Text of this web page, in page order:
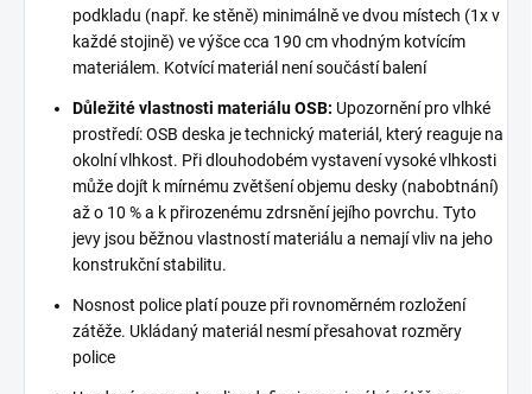
podkladu (např. ke stěně) minimálně ve dvou místech (1x v
každé stojině) ve výšce cca 190 cm vhodným kotvícím
materiálem. Kotvící materiál není součástí balení
Důležité vlastnosti materiálu OSB: Upozornění pro vlhké
prostředí: OSB deska je technický materiál, který reaguje na
okolní vlhkost. Při dlouhodobém vystavení vysoké vlhkosti
může dojít k mírnému zvětšení objemu desky (nabobtnání)
až o 10 % a k přirozenému zdrsnění jejího povrchu. Tyto
jevy jsou běžnou vlastností materiálu a nemají vliv na jeho
konstrukční stabilitu.
Nosnost police platí pouze při rovnoměrném rozložení
zátěže. Ukládaný materiál nesmí přesahovat rozměry
police